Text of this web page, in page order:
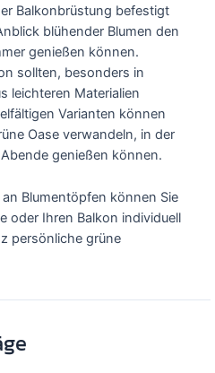
Balkonbrüstung befestigt
blühender Blumen den
genießen können.
sollten, besonders in
leichteren Materialien
Varianten können
Oase verwandeln, in der
genießen können.
Blumentöpfen können Sie
oder Ihren Balkon individuell
persönliche grüne